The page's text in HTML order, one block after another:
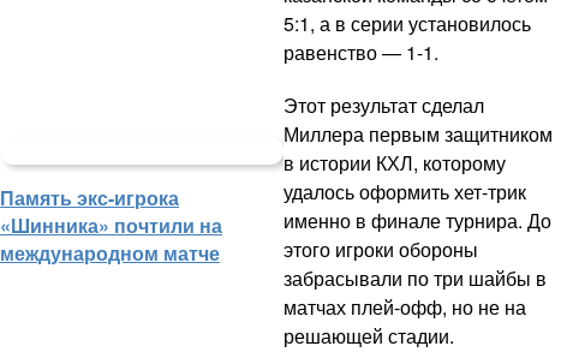
Память экс-игрока
«Шинника» почтили на
международном матче
5:1, а в серии установилось
равенство — 1-1.
Этот результат сделал
Миллера первым защитником
в истории КХЛ, которому
удалось оформить хет-трик
именно в финале турнира. До
этого игроки обороны
забрасывали по три шайбы в
матчах плей-офф, но не на
решающей стадии.